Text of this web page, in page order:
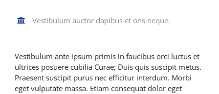
Vestibulum auctor dapibus et ons neque.
Vestibulum ante ipsum primis in faucibus orci luctus et
ultrices posuere cubilia Curae; Duis quis suscipit metus.
Praesent suscipit purus nec efficitur interdum. Morbi
eget vulputate massa. Etiam consequat dolor eget